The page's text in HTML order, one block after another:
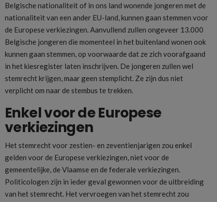
Belgische nationaliteit of in ons land wonende jongeren met de
nationaliteit van een ander EU-land, kunnen gaan stemmen voor
de Europese verkiezingen. Aanvullend zullen ongeveer 13.000
Belgische jongeren die momenteel in het buitenland wonen ook
kunnen gaan stemmen, op voorwaarde dat ze zich voorafgaand
in het kiesregister laten inschrijven. De jongeren zullen wel
stemrecht krijgen, maar geen stemplicht. Ze zijn dus niet
verplicht om naar de stembus te trekken.
Enkel voor de Europese
verkiezingen
Het stemrecht voor zestien- en zeventienjarigen zou enkel
gelden voor de Europese verkiezingen, niet voor de
gemeentelijke, de Vlaamse en de federale verkiezingen.
Politicologen zijn in ieder geval gewonnen voor de uitbreiding
van het stemrecht. Het vervroegen van het stemrecht zou